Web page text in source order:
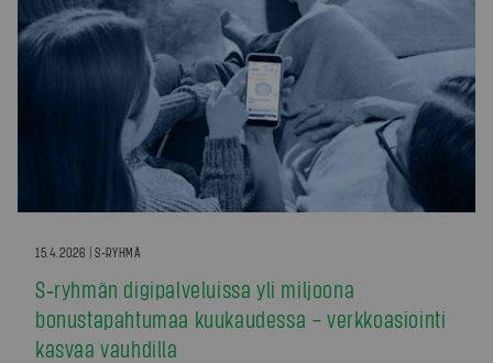
15.4.2026 | S-RYHMÄ
S‑ryhmän digipalveluissa yli miljoona
bonustapahtumaa kuukaudessa – verkkoasiointi
kasvaa vauhdilla